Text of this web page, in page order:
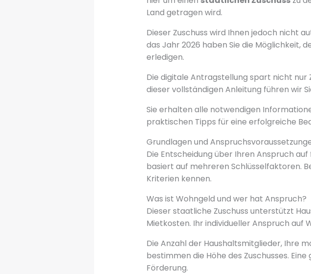
Land getragen wird.
Dieser Zuschuss wird Ihnen jedoch nicht
das Jahr 2026 haben Sie die Möglichkeit,
erledigen.
Die digitale Antragstellung spart nicht nur
dieser vollständigen Anleitung führen wir
Sie erhalten alle notwendigen
praktischen Tipps für eine erfolgreiche
Grundlagen und
Die Entscheidung über Ihren Anspruch
basiert auf mehreren Schlüsselfaktoren.
Kriterien kennen.
Was ist Wohngeld und wer hat Anspruch?
Dieser staatliche Zuschuss unterstützt
Mietkosten. Ihr individueller Anspruch auf
Die Anzahl der Haushaltsmitglieder, Ihre
bestimmen die Höhe des Zuschusses.
Förderung.